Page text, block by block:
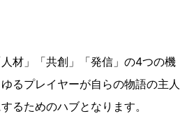
材」「共創」「発信」の4つの機
るプレイヤーが自らの物語の主人
るためのハブとなります。